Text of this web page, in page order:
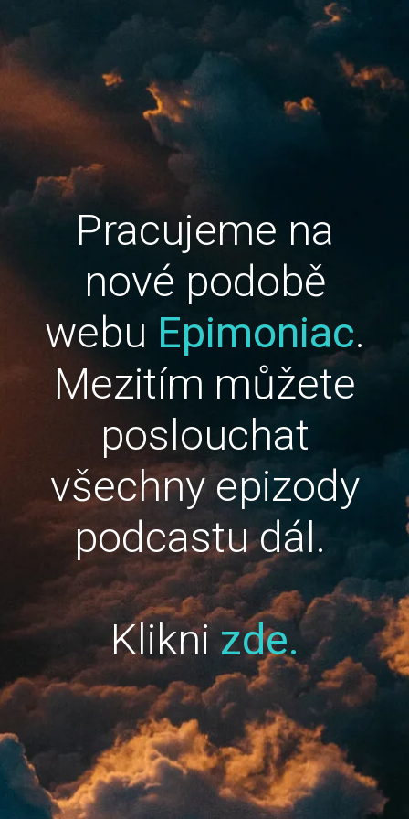
Pracujeme na
nové podobě
webu Epimoniac.
Mezitím můžete
poslouchat
všechny epizody
podcastu dál.
Kliknizde.